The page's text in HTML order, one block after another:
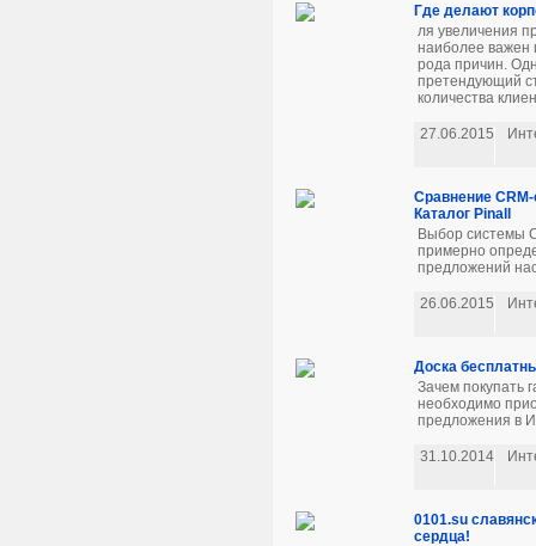
Где делают
ля увеличения
наиболее важен
рода причин.
претендующий
количества
27.06.2015
Сравнение
Каталог Pinall
Выбор системы
примерно
предложений
26.06.2015
Доска
Зачем покупать
необходимо
предложения в
31.10.2014
0101.su
сердца!